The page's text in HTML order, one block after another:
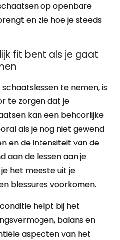
op openbare
en zie hoe je steeds
fit bent als je gaat
te nemen, is
te zorgen dat je
kan een behoorlijke
als je nog niet gewend
en de intensiteit van de
aan de lessen aan je
het meeste uit je
blessures voorkomen.
helpt bij het
balans en
aspecten van het